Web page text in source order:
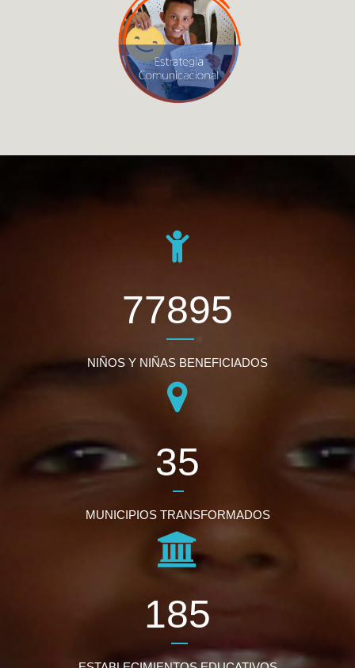
95484
NIÑOS Y NIÑAS BENEFICIADOS
43
MUNICIPIOS TRANSFORMADOS
226